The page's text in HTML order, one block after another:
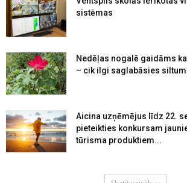
sistēmas
Nedēļas nogalē gaidāms
– cik ilgi saglabāsies
Aicina uzņēmējus līdz 22.
pieteikties konkursam
tūrisma produktiem...